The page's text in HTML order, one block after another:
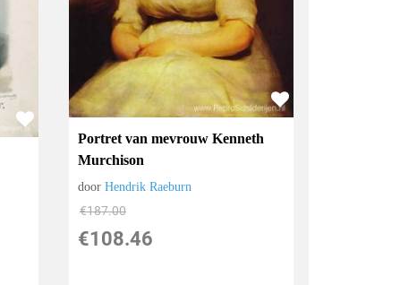
Portret van mevrouw Kenneth
Murchison
doorHendrik Raeburn
€187.00
€108.46